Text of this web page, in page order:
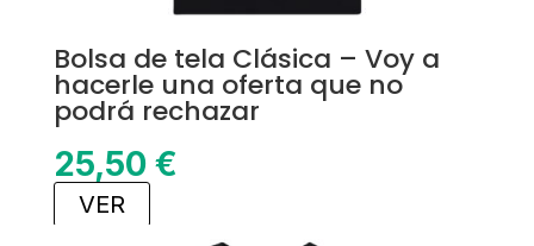
Bolsa de tela Clásica – Voy a
hacerle una oferta que no
podrá rechazar
25,50 €
VER